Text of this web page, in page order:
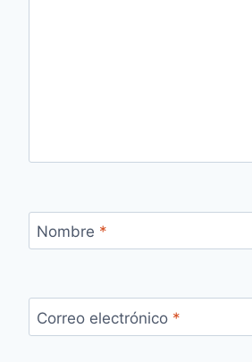
Nombre *
Correo electrónico *